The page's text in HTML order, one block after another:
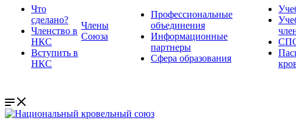
Что
сделано?
Членство в
НКС
Вступить в
НКС
Члены
Союза
Профессиональные
объединения
Информационные
партнеры
Сфера образования